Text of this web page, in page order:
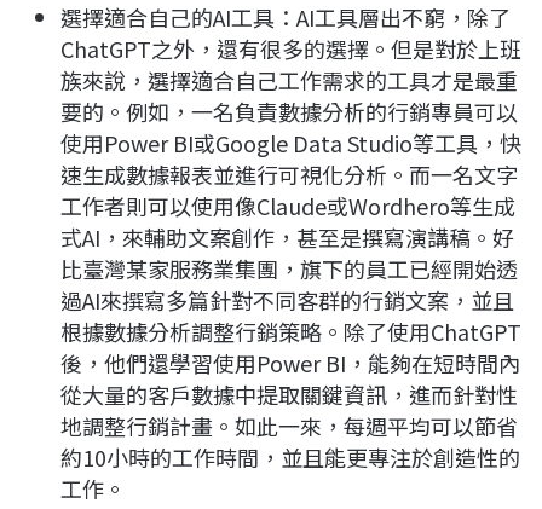
選擇適合自己的AI工具：AI工具層出不窮，除了
ChatGPT之外，還有很多的選擇。但是對於上班
族來說，選擇適合自己工作需求的工具才是最重
要的。例如，一名負責數據分析的行銷專員可以
使用Power BI或Google Data Studio等工具，快
速生成數據報表並進行可視化分析。而一名文字
工作者則可以使用像Claude或Wordhero等生成
式AI，來輔助文案創作，甚至是撰寫演講稿。好
比臺灣某家服務業集團，旗下的員工已經開始透
過AI來撰寫多篇針對不同客群的行銷文案，並且
根據數據分析調整行銷策略。除了使用ChatGPT
後，他們還學習使用Power BI，能夠在短時間內
從大量的客戶數據中提取關鍵資訊，進而針對性
地調整行銷計畫。如此一來，每週平均可以節省
約10小時的工作時間，並且能更專注於創造性的
工作。